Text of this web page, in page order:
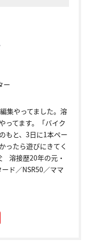
ー
集やってました。溶
ってます。「バイク
もと、3日に1本ペー
ったら遊びにきてく
溶接歴20年の元・
ド／NSR50／ママ